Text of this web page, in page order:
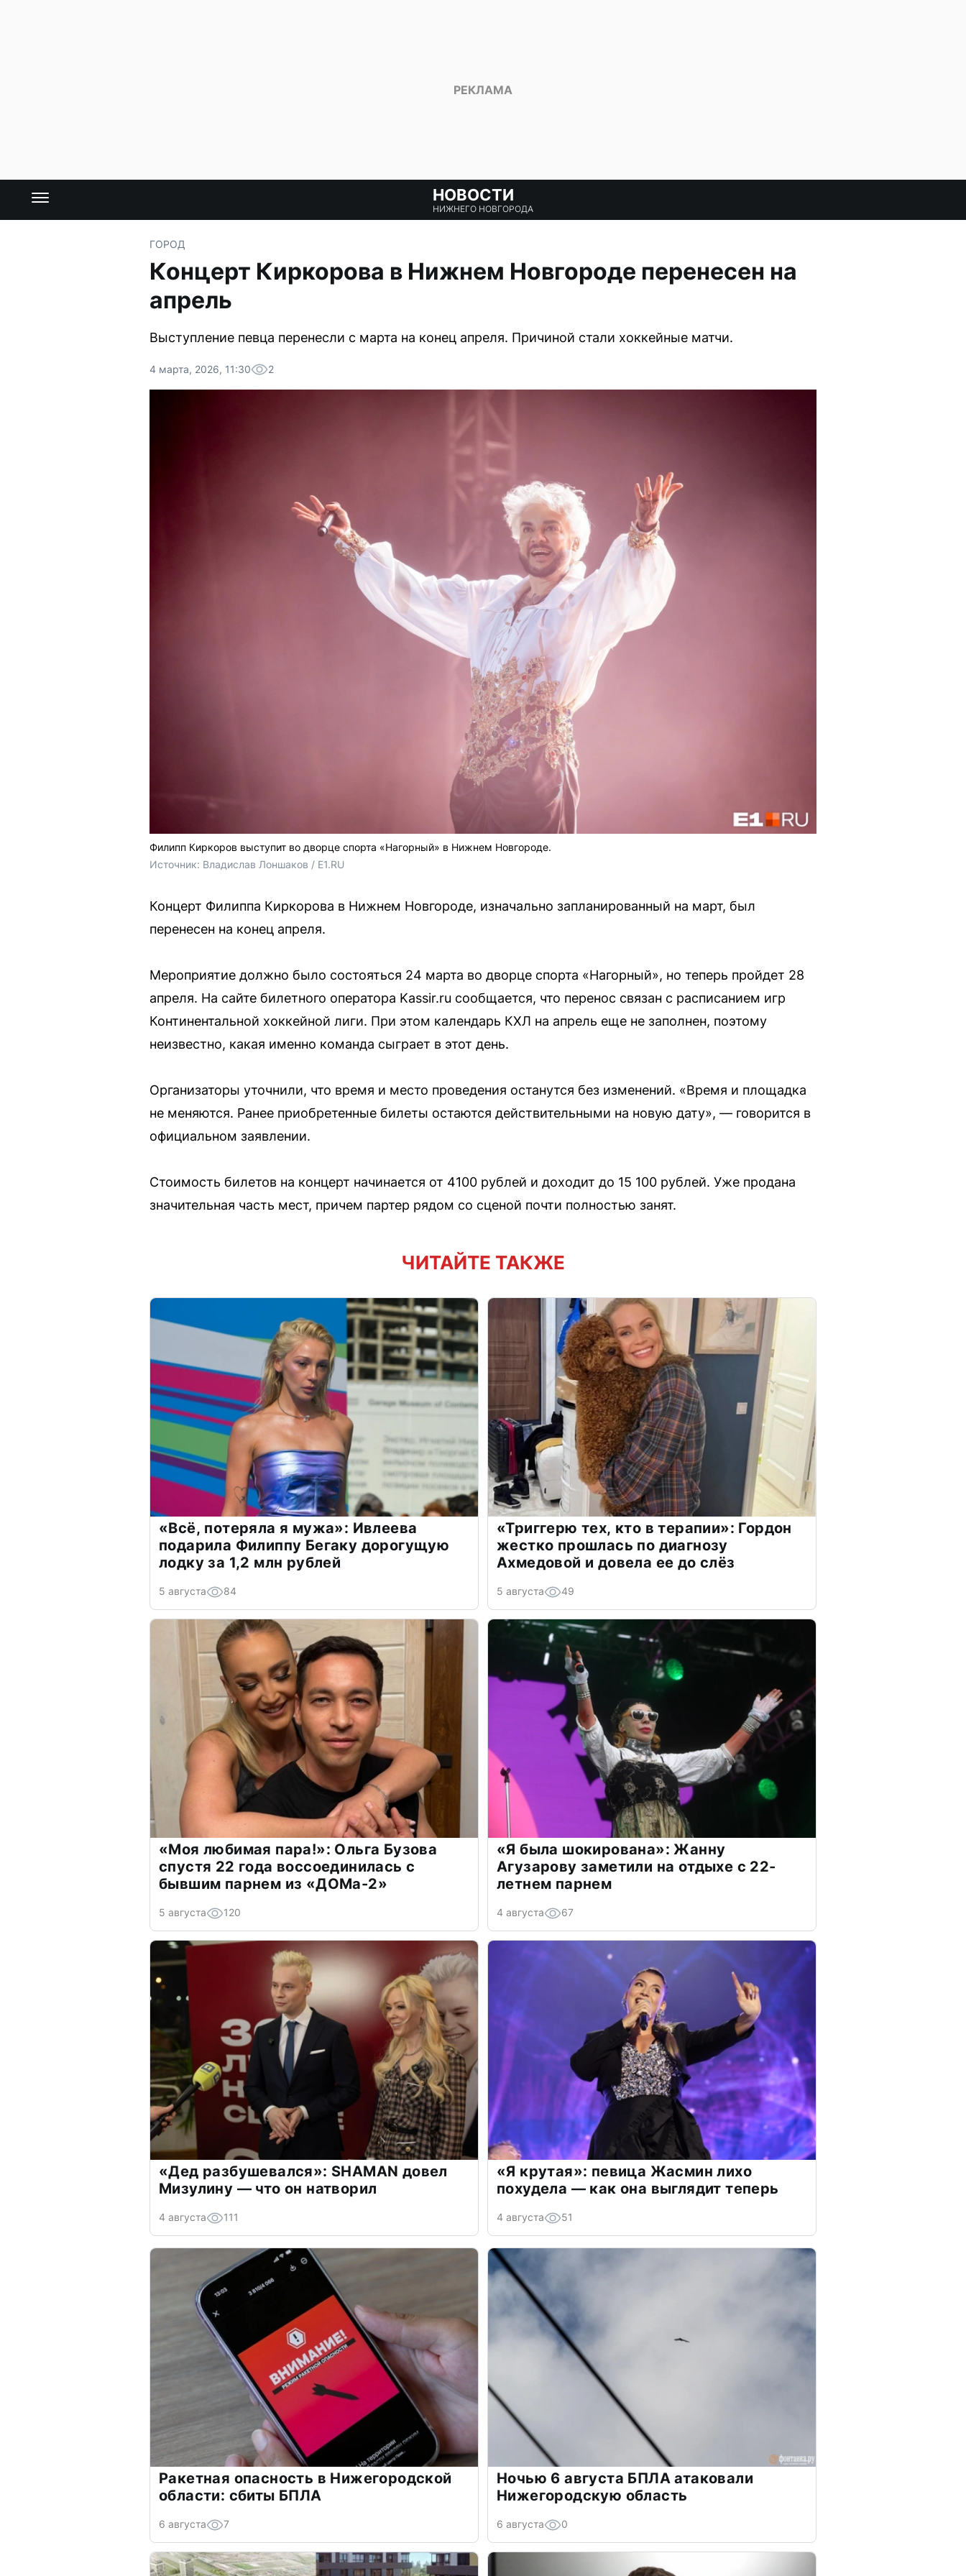
НОВОСТИ
НИЖНЕГО НОВГОРОДА
ГОРОД
Концерт Киркорова в Нижнем Новгороде перенесен на
апрель
Выступление певца перенесли с марта на конец апреля. Причиной стали хоккейные матчи.
4 марта, 2026, 11:30 2
Филипп Киркоров выступит во дворце спорта «Нагорный» в Нижнем Новгороде.
Источник: Владислав Лоншаков / E1.RU
Концерт Филиппа Киркорова в Нижнем Новгороде, изначально запланированный на март, был
перенесен на конец апреля.
Мероприятие должно было состояться 24 марта во дворце спорта «Нагорный», но теперь пройдет 28
апреля. На сайте билетного оператора Kassir.ru сообщается, что перенос связан с расписанием игр
Континентальной хоккейной лиги. При этом календарь КХЛ на апрель еще не заполнен, поэтому
неизвестно, какая именно команда сыграет в этот день.
Организаторы уточнили, что время и место проведения останутся без изменений. «Время и площадка
не меняются. Ранее приобретенные билеты остаются действительными на новую дату», — говорится в
официальном заявлении.
Стоимость билетов на концерт начинается от 4100 рублей и доходит до 15 100 рублей. Уже продана
значительная часть мест, причем партер рядом со сценой почти полностью занят.
ЧИТАЙТЕ ТАКЖЕ
«Всё, потеряла я мужа»: Ивлеева
подарила Филиппу Бегаку дорогущую
лодку за 1,2 млн рублей
5 августа 84
«Триггерю тех, кто в терапии»: Гордон
жестко прошлась по диагнозу
Ахмедовой и довела ее до слёз
5 августа 49
«Моя любимая пара!»: Ольга Бузова
спустя 22 года воссоединилась с
бывшим парнем из «ДОМа-2»
5 августа 120
«Я была шокирована»: Жанну
Агузарову заметили на отдыхе с 22-
летнем парнем
4 августа 67
«Дед разбушевался»: SHAMAN довел
Мизулину — что он натворил
4 августа 111
«Я крутая»: певица Жасмин лихо
похудела — как она выглядит теперь
4 августа 51
Ракетная опасность в Нижегородской
области: сбиты БПЛА
6 августа 7
Ночью 6 августа БПЛА атаковали
Нижегородскую область
6 августа 0